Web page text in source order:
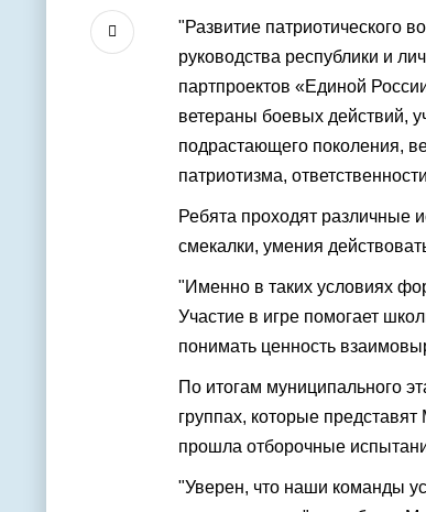
"Развитие патриотического
руководства республики и
партпроектов «Единой
ветераны боевых действий,
подрастающего поколения,
патриотизма,
Ребята проходят различные
смекалки, умения
"Именно в таких условиях
Участие в игре помогает
понимать ценность
По итогам муниципального
группах, которые
прошла отборочные
"Уверен, что наши команды